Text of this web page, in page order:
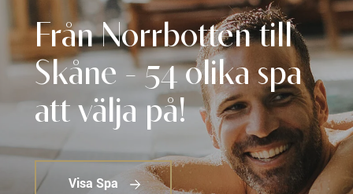
Från Norrbotten till
Skåne - 54 olika spa
att välja på!
Visa Spa